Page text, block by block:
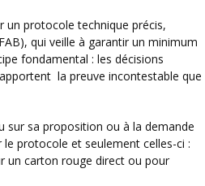
qui veille à garantir un minimum
fondamental : les décisions
la preuve incontestable que
le protocole et seulement celles-ci :
un carton rouge direct ou pour